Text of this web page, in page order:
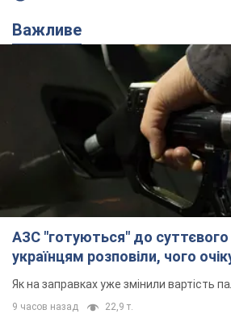
Важливе
АЗС "готуються" до суттєвого
українцям розповіли, чого
Як на заправках уже змінили вартість
9 часов назад 22,9 т.